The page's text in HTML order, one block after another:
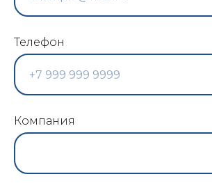
Телефон
Компания